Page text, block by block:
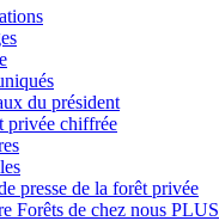
du président
privée chiffrée
presse de la forêt privée
Forêts de chez nous PLUS